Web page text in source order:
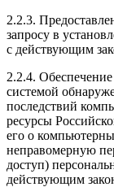
2.2.3.
запросу в
с действующим
2.2.4.
системой
последствий
ресурсы
его о
неправомерную
доступ)
действующим